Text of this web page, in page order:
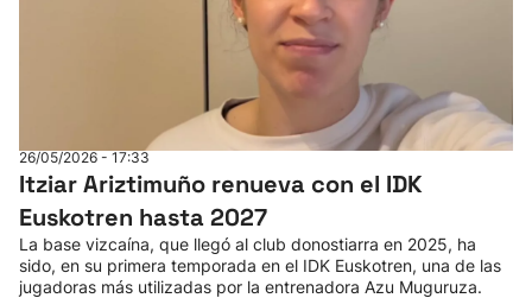
26/05/2026 - 17:33
Itziar Ariztimuño renueva con el IDK
Euskotren hasta 2027
La base vizcaína, que llegó al club donostiarra en 2025, ha
sido, en su primera temporada en el IDK Euskotren, una de las
jugadoras más utilizadas por la entrenadora Azu Muguruza.